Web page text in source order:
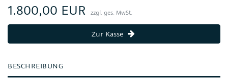
1.800,00 EUR zzgl. ges. MwSt.
Zur Kasse
BESCHREIBUNG